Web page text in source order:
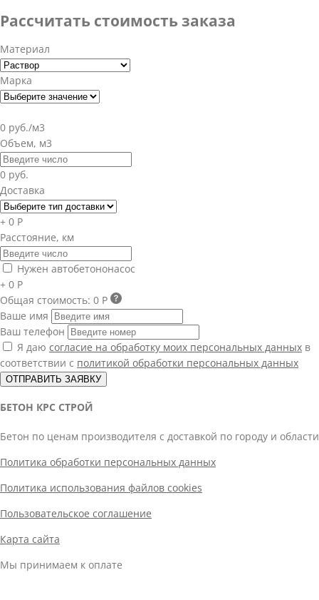
Рассчитать стоимость заказа
Материал
Марка
0 руб./м3
Объем, м3
0 руб.
Доставка
+ 0 Р
Расстояние, км
Нужен автобетононасос
+ 0 Р
Общая стоимость: 0 Р
Ваше имя
Ваш телефон
Я даю согласие на обработку моих персональных данных в
соответствии с политикой обработки персональных данных
ОТПРАВИТЬ ЗАЯВКУ
БЕТОН КРС СТРОЙ
Бетон по ценам производителя с доставкой по городу и области
Политика обработки персональных данных
Политика использования файлов cookies
Пользовательское соглашение
Карта сайта
Мы принимаем к оплате